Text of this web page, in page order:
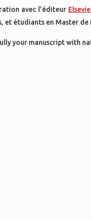
avec l’éditeur
et étudiants en Master de
your manuscript with